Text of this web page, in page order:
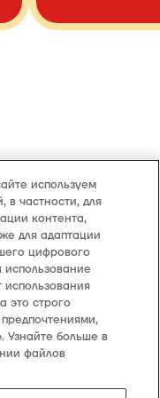
>
8000
России
используем
в частности, для
контента,
для адаптации
цифрового
это строго
Узнайте больше в
файлов